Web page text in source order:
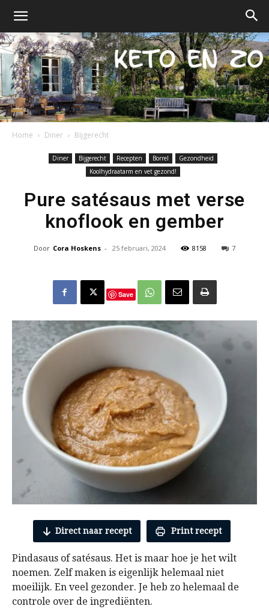
en
Home Diner Bijgerecht
Diner Bijgerecht Recepten Borrel
Gezondheid
Koolhydraatarm en vet gezond!
Pure satésaus met verse
knoflook en gember
Door Cora Hoskens - 25 februari, 2024 8158 7
Save
Direct naar recept Print recept
Pindasaus of satésaus. Het is maar hoe je het wilt
noemen. Zelf maken is eigenlijk helemaal niet
moeilijk. En veel gezonder. Je heb zo helemaal de
controle over de ingrediënten.